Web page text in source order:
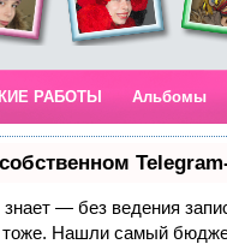
РАБОТЫ Альбомы
знает — без ведения
тоже. Нашли самый